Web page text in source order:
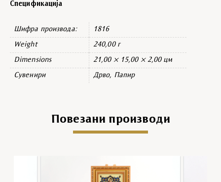
Спецификација
Шифра производа: 1816
Weight 240,00 г
Dimensions 21,00 × 15,00 × 2,00 цм
Сувенири Дрво, Папир
Повезани производи